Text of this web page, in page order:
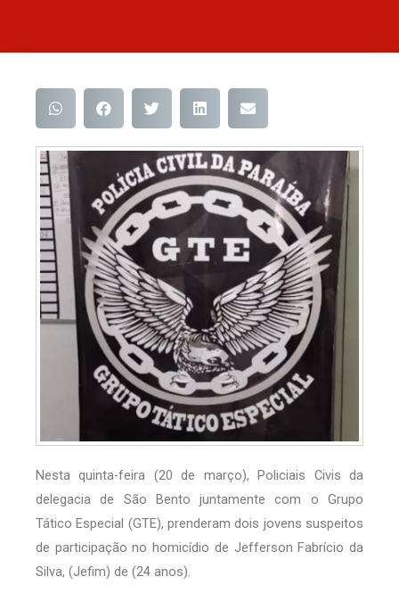
Nesta quinta-feira (20 de março), Policiais Civis da
delegacia de São Bento juntamente com o Grupo
Tático Especial (GTE), prenderam dois jovens suspeitos
de participação no homicídio de Jefferson Fabrício da
Silva, (Jefim) de (24 anos).